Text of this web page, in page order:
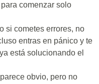
comenzar solo
si cometes errores, no
entras en pánico y te
está solucionando el
obvio, pero no